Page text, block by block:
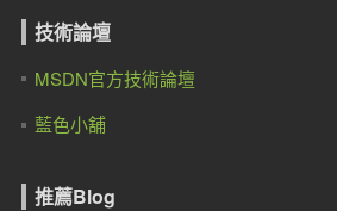
技術論壇
MSDN官方技術論壇
藍色小舖
推薦Blog